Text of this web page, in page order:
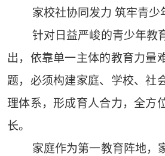
家校社协同发力 筑牢青少
针对日益严峻的青少年教
出，依靠单一主体的教育力量
题，必须构建家庭、学校、社
理体系，形成育人合力，全方
长。
家庭作为第一教育阵地，